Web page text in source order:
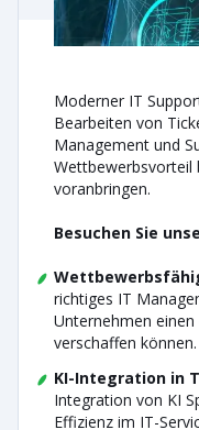
Moderner IT
Bearbeiten von
Management und
Wettbewerbsvorteil
voranbringen.
Besuchen Sie
richtiges IT
Unternehmen
verschaffen können.
KI-Integration in
Integration von KI
Effizienz im IT-